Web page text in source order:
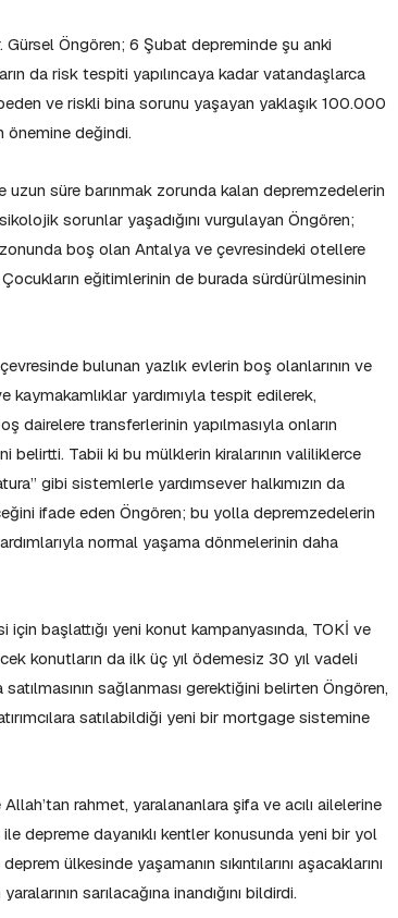
Öngören; 6 Şubat depreminde şu anki
da risk tespiti yapılıncaya kadar vatandaşlarca
ve riskli bina sorunu yaşayan yaklaşık 100.000
önemine değindi.
süre barınmak zorunda kalan depremzedelerin
sorunlar yaşadığını vurgulayan Öngören;
boş olan Antalya ve çevresindeki otellere
eğitimlerinin de burada sürdürülmesinin
bulunan yazlık evlerin boş olanlarının ve
kaymakamlıklar yardımıyla tespit edilerek,
dairelere transferlerinin yapılmasıyla onların
belirtti. Tabii ki bu mülklerin kiralarının valiliklerce
gibi sistemlerle yardımsever halkımızın da
ifade eden Öngören; bu yolla depremzedelerin
normal yaşama dönmelerinin daha
için başlattığı yeni konut kampanyasında, TOKİ ve
konutların da ilk üç yıl ödemesiz 30 yıl vadeli
sağlanması gerektiğini belirten Öngören,
satılabildiği yeni bir mortgage sistemine
rahmet, yaralananlara şifa ve acılı ailelerine
depreme dayanıklı kentler konusunda yeni bir yol
ülkesinde yaşamanın sıkıntılarını aşacaklarını
sarılacağına inandığını bildirdi.